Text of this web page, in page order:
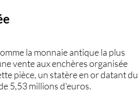
la monnaie antique la plus
vente aux enchères organisée
pièce, un statère en or datant du
5,53 millions d'euros.